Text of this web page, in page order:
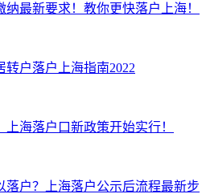
最新要求！教你更快落户上海！
转户落户上海指南2022
上海落户口新政策开始实行！
落户？上海落户公示后流程最新步